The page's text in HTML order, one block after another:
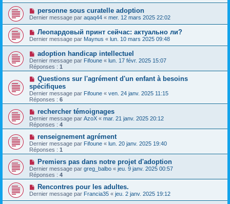
personne sous curatelle adoption
Dernier message par aqaq44 « mer. 12 mars 2025 22:02
Леопардовый принт сейчас: актуально ли?
Dernier message par Maynus « lun. 10 mars 2025 09:48
adoption handicap intellectuel
Dernier message par Fifoune « lun. 17 févr. 2025 15:07
Réponses : 1
Questions sur l'agrément d'un enfant à besoins
spécifiques
Dernier message par Fifoune « ven. 24 janv. 2025 11:15
Réponses : 6
rechercher témoignages
Dernier message par AzoX « mar. 21 janv. 2025 20:12
Réponses : 4
renseignement agrément
Dernier message par Fifoune « lun. 20 janv. 2025 19:40
Réponses : 1
Premiers pas dans notre projet d'adoption
Dernier message par greg_balbo « jeu. 9 janv. 2025 00:57
Réponses : 4
Rencontres pour les adultes.
Dernier message par Francia35 « jeu. 2 janv. 2025 19:12